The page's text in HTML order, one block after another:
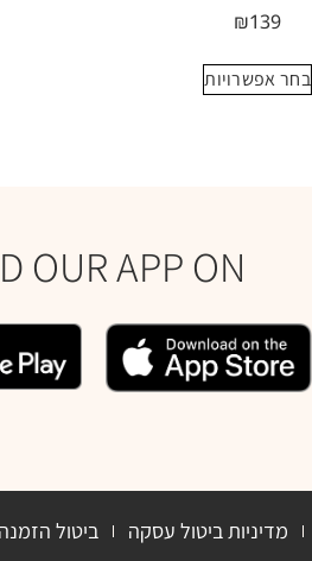
₪139
בחר אפשרויות
OUR APP ON
מדיניות ביטול עסקה ביטול הזמנה